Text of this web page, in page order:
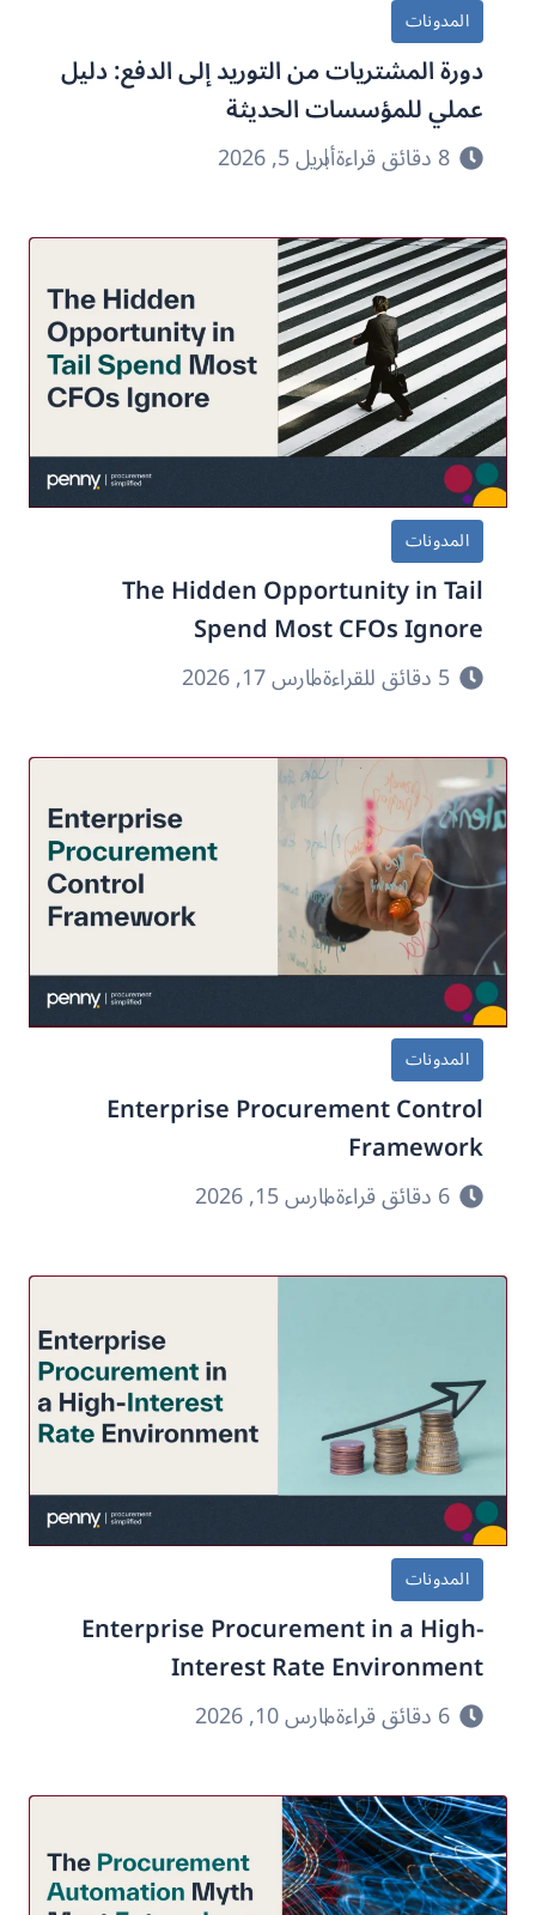
المدونات
دورة المشتريات من التوريد إلى الدفع: دليل
عملي للمؤسسات الحديثة
8 دقائق قراءة أبريل 5, 2026
المدونات
The Hidden Opportunity in Tail
Spend Most CFOs Ignore
5 دقائق للقراءة مارس 17, 2026
المدونات
Enterprise Procurement Control
Framework
6 دقائق قراءة مارس 15, 2026
المدونات
Enterprise Procurement in a High-
Interest Rate Environment
6 دقائق قراءة مارس 10, 2026